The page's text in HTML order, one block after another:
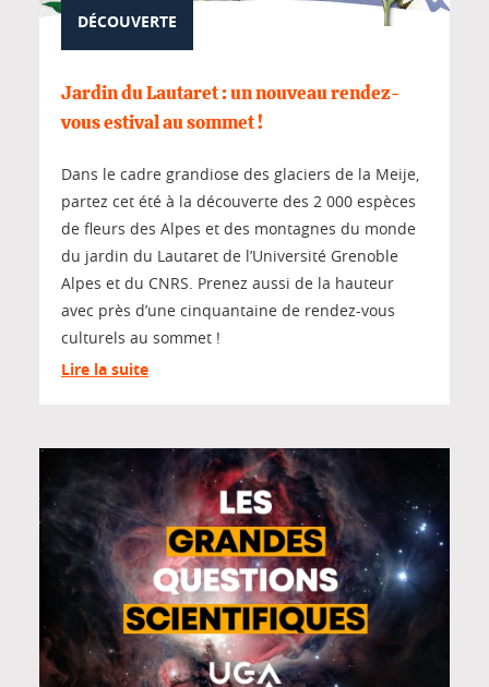
DÉCOUVERTE
Jardin du Lautaret : un nouveau rendez-
vous estival au sommet !
Dans le cadre grandiose des glaciers de la Meije,
partez cet été à la découverte des 2 000 espèces
de fleurs des Alpes et des montagnes du monde
du jardin du Lautaret de l’Université Grenoble
Alpes et du CNRS. Prenez aussi de la hauteur
avec près d’une cinquantaine de rendez-vous
culturels au sommet !
Lire la suite